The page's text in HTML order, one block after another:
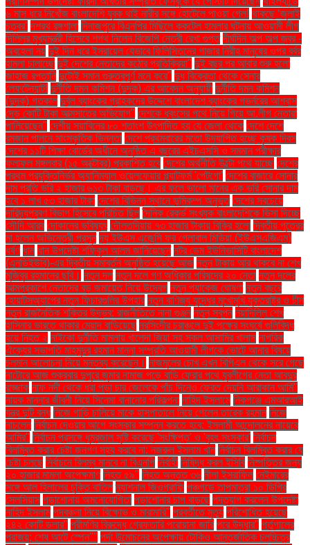
৬ মাস ধরে নিখোঁজ বাংলাদেশি যুবক থাই নারীর সঙ্গে হোটেলে পাওয়া গেল! থাকছে ‘জুলাই
চত্বর’ দশরথ রঙ্গশালা দিনাজপুরে বিএনপির মিছিলে ককটেল হামলার ঘটনায় আওয়ামী লীগ
দিল্লির মুখ্যমন্ত্রী হিসেবে শপথ নিলেন বিজেপি নেত্রী রেখা গুপ্ত দীর্ঘদিন অল্প অল্প জ্বর -
অবহেলা নয় দুই দিন ধরে ইসরায়েল যেভাবে ফিলিস্তিনের গাজার নিরীহ মানুষের ওপর বর্বর
হামলা চালাচ্ছে দুই দেশের নেতাদের কঠোর প্রতিক্রিয়া" দুই বছর পর আবার শুরু হলো
জাহাজ রপ্তানি দুটোই সমান গুরুত্বপূর্ণ মনে করে" দুধ বিক্রেতা থেকে সেনার
লেফটেন্যান্ট! দুর্নীতি দমন কমিশন (দুদক) এর আবেদন অনুযায়ী দুর্নীতি দমন কমিশন
(দুদক) গতকাল দুর্বল ব্যাংকের গ্রাহকদের উদ্দেশে বাংলাদেশ ব্যাংকের গভর্নরের আশ্বাস
দেড় কোটি টাকা আত্মসাতের অভিযোগ" দেশকে ধ্বংসের পথে নিয়ে গিয়ে আ.লীগ নেতারা
পালিয়েছেন" দেশীয় সয়াবিনের ৮০ শতাংশ উৎপাদিত হয় যে জেলা থেকে দেশে দেশে
রমজান পালনে সাংস্কৃতিক ভিন্নতা দেশে প্রথমবারের মতো উদযাপিত হচ্ছে কৃষক দিবস
দেশের ১১টি শিক্ষা বোর্ডের অধীনে অনুষ্ঠিত এ বছরের এইচএসসি ও সমমান পরীক্ষার
ফলাফল মঙ্গলবার (১৫ অক্টোবর) প্রকাশিত হবে দেশের অর্থনীতি উল্টো পথে যাচ্ছে দেশের
প্রথম প্রযুক্তিনির্ভর অ্যানিম্যাল ওয়েলফেয়ার প্ল্যাটফর্ম 'পেটগো' দেশের বাজারে সোনার
দাম প্রতি ভরি ২ হাজার ৬১৩ টাকা বাড়ছে। এর ফলে ভালো মানের এক ভরি সোনার দাম
হবে ১ লাখ ৫৩ হাজার টাকা দেশের বিভিন্ন স্থানে ভূমিকম্প অনুভূত দেশের সবচেয়ে
দারিদ্র্যপ্রবণ বিভাগ হিসেবে পরিচিত ছিল দৈনিক রেকর্ড সংখ্যক বাংলাদেশিকে ভিসা দিচ্ছে
সৌদি আরব দোকানের ভবিষ্যৎ দৌলতদিয়ায় ৭৩ হাজার টাকায় বিক্রি হলো দ্বিতীয় পুত্রের
মা হলেন অভিনেত্রী প্রসূন দ্য ইউএস এজেন্সি ফর গ্লোবাল মিডিয়া (ইউএসএজিএম)
ধর্ষণ ধান ধান উপদেষ্টা শফিকুল আলম জানিয়েছেন নটর ডেম ইউনিভার্সিটি বাংলাদেশ
(এনডিইউবি)-এর দ্বিতীয় সমাবর্তন অনুষ্ঠিত হয়েছে আজ নতুন টাকায় আর থাকবে না শেখ
মুজিবুর রহমানের ছবি। নতুন দল নতুন দলে গণ অধিকার পরিষদের ২০ নেতা নতুন দলের
আত্মপ্রকাশে নেতাদের বড় জমায়েত নিয়ে উদ্বেগ নতুন প্যাকেজ ঘোষণা নতুন বছরে
হোয়াটসঅ্যাপের নতুন ফিচারগুলির উপহার নতুন বাণিজ্য যুদ্ধের মুখোমুখি যুক্তরাষ্ট্র ও চীন
নতুন রাজনৈতিক শক্তির উদ্ভব: রাজনীতিতে নানা গুঞ্জন নতুন স্বপ্ন নয়াদিল্লি শেখ
হাসিনার ভারতে থাকার মেয়াদ বাড়িয়েছে নরসিংদীর চরাঞ্চলে দুই পক্ষের সংঘর্ষে গুলিবিদ্ধ
হয়ে নিহত ২ নাইকো দুর্নীতি মামলায় খালেদা জিয়া সহ সকল আসামির খালাস নাগরিক
ঐক্যের সভাপতি মাহমুদুর রহমান মান্না সম্প্রতি আওয়ামী লীগকে ভোটে আনার বিষয়ে
চলমান আলোচনা নিয়ে মন্তব্য করেছেন। নাজমুলের চোখ এখন বিপিএল থেকে সরে গেছে
নাটোরে আজ শুক্রবার দুপুরে জুমার নামাজ পড়ে বাড়ি ফেরার পথে যুবলীগের নেতা আবদুর
রাজ্জাক নাফ নদী থেকে ধরা পড়া চার জেলেকে পাঁচ দিনেও ফেরত দেয়নি আরাকান আর্মি"
নায়ক মান্নার জীবনী নিয়ে সিনেমা বানানোর পরিকল্পনা নাহিদ ইসলামে নিকগঞ্জে এমআরআই
যন্ত্র দুটি বন্ধ নিজে গাড়ি চালিয়ে মাকে হাসপাতালে নিয়ে গেলেন তারেক রহমান নিজে
নাচলেন নির্বাচন দেওয়ার আগে সংস্কার সম্পন্ন করতে হবে: ইসলামী আন্দোলনের নায়েবে
আমির" নির্বাচন প্রসঙ্গে ধূম্রজাল সৃষ্টি করেছে 'সংক্ষিপ্ত' ও 'বৃহৎ সংস্কার' নির্বাচন
বিলম্বিত করার চেষ্টা জনগণ সহ্য করবে না: নজরুল ইসলাম খান নির্বাচন বিলম্বিত করার যে
চেষ্টা চলছে নির্বাচনে বিলম্ব মানবে না বিএনপি নির্বাহী নিষিদ্ধ করল ইসিবি নিষ্পত্তির জন্য
২০ হাজার মামলা অপেক্ষমাণ নিহত ৫৯" নিহত অন্তত ৩৬ নীলা ইসরাফিল নেইমারের
সঙ্গে আল হিলালের চুক্তি বাতিল ন্যাশনাল জিওগ্রাফি পঞ্চগড়ে তাপমাত্রা ১০ ডিগ্রি
সেলসিয়াস পড়াশোনায় অমনোযোগিতা পড়াশোনার চাপ বাড়ছে পদত্যাগ করলেন উপদেষ্টা
নাহিদ ইসলাম পদবঞ্চনা নিয়ে বিক্ষোভ ও মারামারি" পরবর্তীতে মৃত্যু পরিশোধিত হয়েছে
২৪২ কোটি ডলার" পরীমণির বিরুদ্ধে গ্রেফতারি পরোয়ানা জারি পরে উদ্ধার" পর্তুগালের
পরাজয়; শেষ আটে স্পেন"" পর্দা উন্মোচনের অপেক্ষায় টোকিও আন্তর্জাতিক চলচ্চিত্র